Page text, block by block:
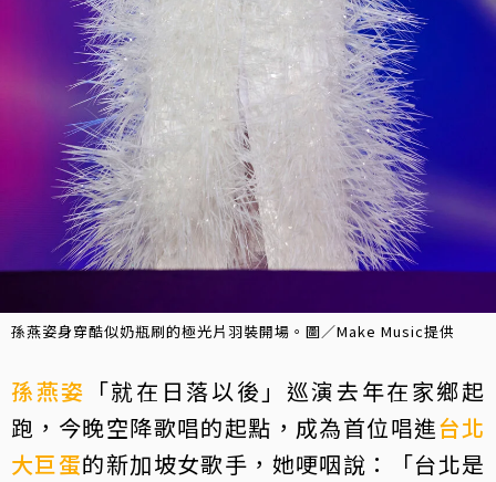
孫燕姿身穿酷似奶瓶刷的極光片羽裝開場。圖／Make Music提供
孫燕姿 「就在日落以後」巡演去年在家鄉起
跑，今晚空降歌唱的起點，成為首位唱進台北
大巨蛋的新加坡女歌手，她哽咽說：「台北是